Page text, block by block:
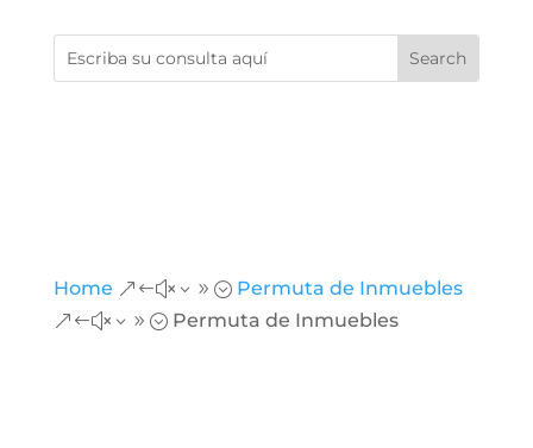
Home &#x39; Permuta de Inmuebles
&#x39; Permuta de Inmuebles